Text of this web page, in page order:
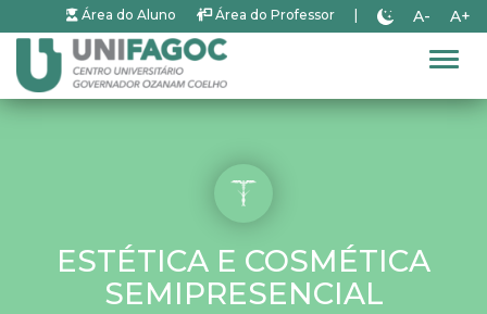
Área do Aluno Área do Professor A- A+
ESTÉTICA E COSMÉTICA
SEMIPRESENCIAL